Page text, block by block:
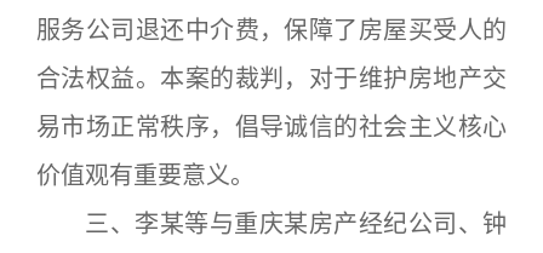
服务公司退还中介费，保障了房屋买受人的
合法权益。本案的裁判，对于维护房地产交
易市场正常秩序，倡导诚信的社会主义核心
价值观有重要意义。
三、李某等与重庆某房产经纪公司、钟